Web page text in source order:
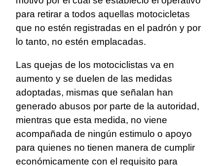
para retirar a todos aquellas motocicletas
que no estén registradas en el padrón y por
lo tanto, no estén emplacadas.
Las quejas de los motociclistas va en
aumento y se duelen de las medidas
adoptadas, mismas que señalan han
generado abusos por parte de la autoridad,
mientras que esta medida, no viene
acompañada de ningún estimulo o apoyo
para quienes no tienen manera de cumplir
económicamente con el requisito para